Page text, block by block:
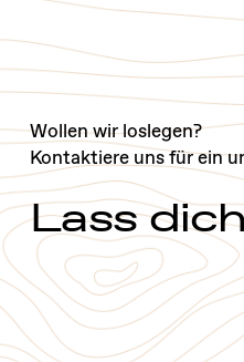
Wollen wir loslegen?
Kontaktiere uns für ein
Lass